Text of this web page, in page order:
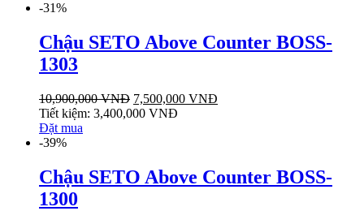
-31%
Chậu SETO Above Counter BOSS-
1303
10,900,000VNĐ 7,500,000 VNĐ
Tiết kiệm: 3,400,000 VNĐ
Đặt mua
-39%
Chậu SETO Above Counter BOSS-
1300